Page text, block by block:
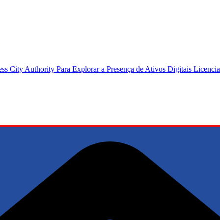
City Authority Para Explorar a Presença de Ativos Digitais